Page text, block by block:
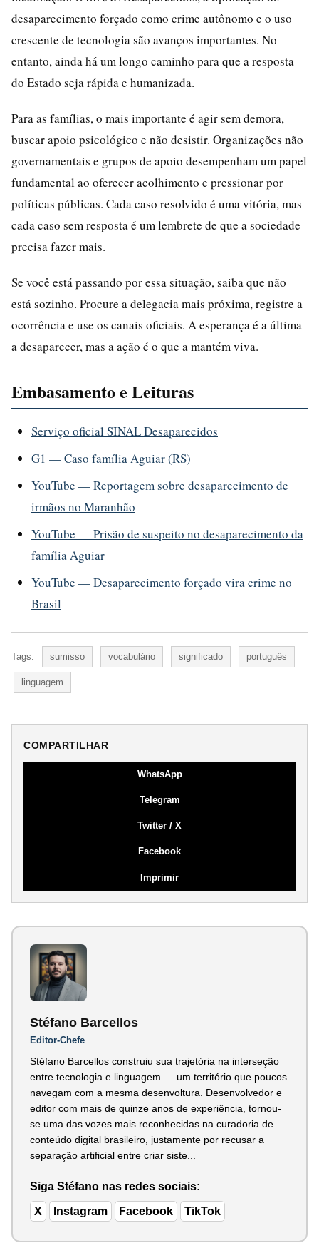
desaparecimento forçado como crime autônomo e o uso
crescente de tecnologia são avanços importantes. No
entanto, ainda há um longo caminho para que a resposta
do Estado seja rápida e humanizada.
Para as famílias, o mais importante é agir sem demora,
buscar apoio psicológico e não desistir. Organizações não
governamentais e grupos de apoio desempenham um papel
fundamental ao oferecer acolhimento e pressionar por
políticas públicas. Cada caso resolvido é uma vitória, mas
cada caso sem resposta é um lembrete de que a sociedade
precisa fazer mais.
Se você está passando por essa situação, saiba que não
está sozinho. Procure a delegacia mais próxima, registre a
ocorrência e use os canais oficiais. A esperança é a última
a desaparecer, mas a ação é o que a mantém viva.
Embasamento e Leituras
Serviço oficial SINAL Desaparecidos
G1 — Caso família Aguiar (RS)
YouTube — Reportagem sobre desaparecimento de
irmãos no Maranhão
YouTube — Prisão de suspeito no desaparecimento da
família Aguiar
YouTube — Desaparecimento forçado vira crime no
Brasil
Tags: sumisso vocabulário significado português
linguagem
COMPARTILHAR
WhatsApp
Telegram
Twitter / X
Facebook
Imprimir
Stéfano Barcellos
Editor-Chefe
Stéfano Barcellos construiu sua trajetória na interseção
entre tecnologia e linguagem — um território que poucos
navegam com a mesma desenvoltura. Desenvolvedor e
editor com mais de quinze anos de experiência, tornou-
se uma das vozes mais reconhecidas na curadoria de
conteúdo digital brasileiro, justamente por recusar a
separação artificial entre criar siste...
Siga Stéfano nas redes sociais:
X Instagram Facebook TikTok